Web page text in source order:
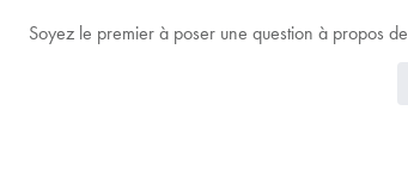
Soyez le premier à poser une question à propos de